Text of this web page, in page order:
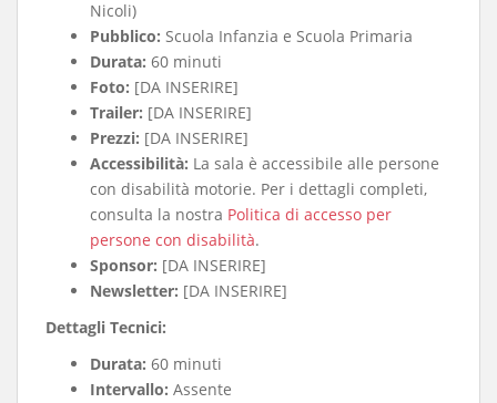
Nicoli)
Pubblico: Scuola Infanzia e Scuola Primaria
Durata: 60 minuti
Foto: [DA INSERIRE]
Trailer: [DA INSERIRE]
Prezzi: [DA INSERIRE]
Accessibilità: La sala è accessibile alle persone
con disabilità motorie. Per i dettagli completi,
consulta la nostra Politica di accesso per
persone con disabilità.
Sponsor: [DA INSERIRE]
Newsletter: [DA INSERIRE]
Dettagli Tecnici:
Durata: 60 minuti
Intervallo: Assente